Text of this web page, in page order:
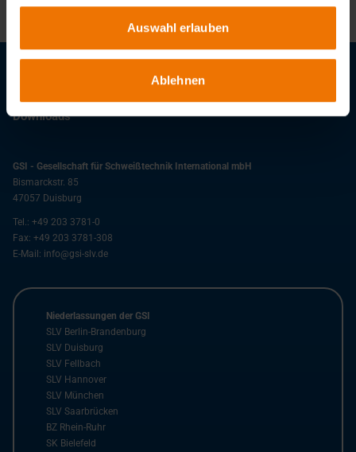
Auswahl erlauben
Ablehnen
Downloads
GSI - Gesellschaft für Schweißtechnik International mbH
Bismarckstr. 85
47057 Duisburg
Tel.: +49 203 3781-0
Fax: +49 203 3781-308
E-Mail: info@gsi-slv.de
Niederlassungen der GSI
SLV Berlin-Brandenburg
SLV Duisburg
SLV Fellbach
SLV Hannover
SLV München
SLV Saarbrücken
BZ Rhein-Ruhr
SK Bielefeld